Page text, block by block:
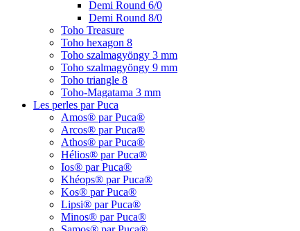
Demi Round 6/0
Demi Round 8/0
Toho Treasure
Toho hexagon 8
Toho szalmagyöngy 3 mm
Toho szalmagyöngy 9 mm
Toho triangle 8
Toho-Magatama 3 mm
Les perles par Puca
Amos® par Puca®
Arcos® par Puca®
Athos® par Puca®
Hélios® par Puca®
Ios® par Puca®
Khéops® par Puca®
Kos® par Puca®
Lipsi® par Puca®
Minos® par Puca®